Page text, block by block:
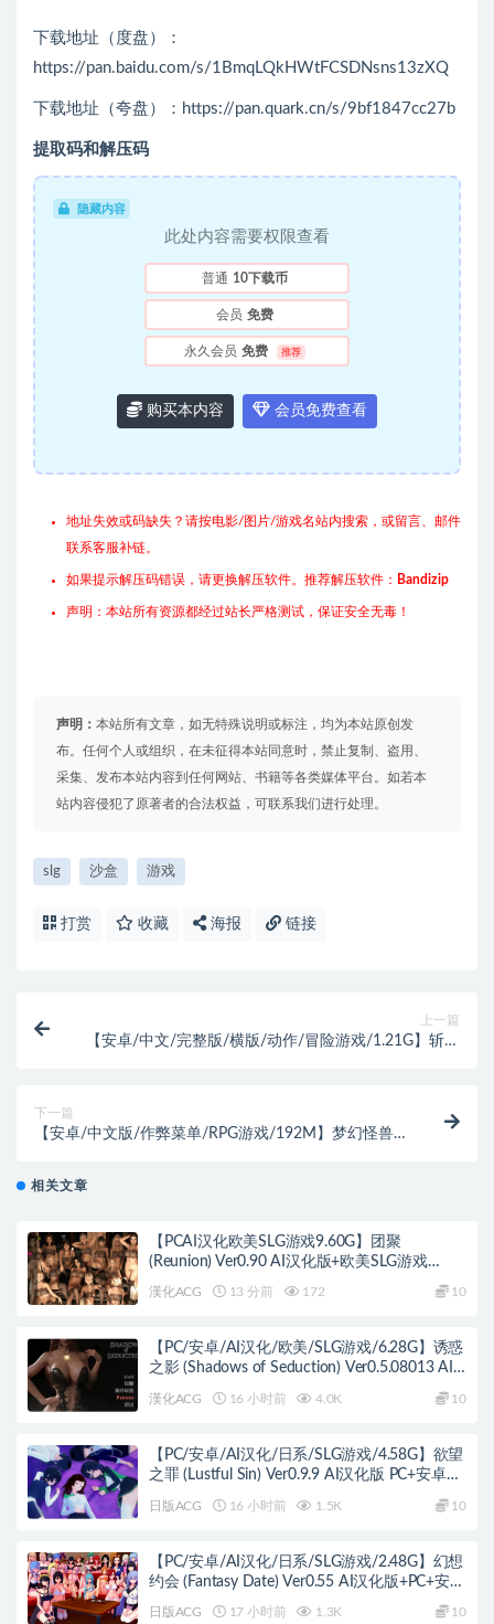
下载地址（度盘）：
https://pan.baidu.com/s/1BmqLQkHWtFCSDNsns13zXQ
下载地址（夸盘）：https://pan.quark.cn/s/9bf1847cc27b
提取码和解压码
隐藏内容
此处内容需要权限查看
普通 10下载币
会员 免费
永久会员 免费 推荐
购买本内容 会员免费查看
地址失效或码缺失？请按电影/图片/游戏名站内搜索，或留言、邮件
联系客服补链。
如果提示解压码错误，请更换解压软件。推荐解压软件： Bandizip
声明：本站所有资源都经过站长严格测试，保证安全无毒！
声明： 本站所有文章，如无特殊说明或标注，均为本站原创发
布。任何个人或组织，在未征得本站同意时，禁止复制、盗用、
采集、发布本站内容到任何网站、书籍等各类媒体平台。如若本
站内容侵犯了原著者的合法权益，可联系我们进行处理。
slg 沙盒 游戏
打赏 收藏 海报 链接
上一篇
【安卓/中文/完整版/横版/动作/冒险游戏/1.21G】斩妖
下一篇
【安卓/中文版/作弊菜单/RPG游戏/192M】梦幻怪兽
相关文章
【PCAI汉化欧美SLG游戏9.60G】团聚
(Reunion) Ver0.90 AI汉化版+欧美SLG游戏
漢化ACG 13 分前 172 10
【PC/安卓/AI汉化/欧美/SLG游戏/6.28G】诱惑
之影 (Shadows of Seduction) Ver0.5.08013 AI
漢化ACG 16 小时前 4.0K 10
【PC/安卓/AI汉化/日系/SLG游戏/4.58G】欲望
之罪 (Lustful Sin) Ver0.9.9 AI汉化版 PC+安卓
日版ACG 16 小时前 1.5K 10
【PC/安卓/AI汉化/日系/SLG游戏/2.48G】幻想
约会 (Fantasy Date) Ver0.55 AI汉化版+PC+安卓
日版ACG 17 小时前 1.3K 10